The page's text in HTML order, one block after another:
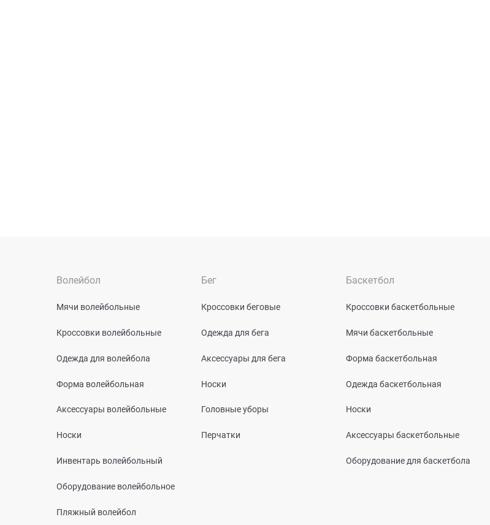
Волейбол
Мячи волейбольные
Кроссовки волейбольные
Одежда для волейбола
Форма волейбольная
Аксессуары волейбольные
Носки
Инвентарь волейбольный
Оборудование волейбольное
Пляжный волейбол
Бег
Кроссовки беговые
Одежда для бега
Аксессуары для бега
Носки
Головные уборы
Перчатки
Баскетбол
Кроссовки баскетбольные
Мячи баскетбольные
Форма баскетбольная
Одежда баскетбольная
Носки
Аксессуары баскетбольные
Оборудование для баскетбола